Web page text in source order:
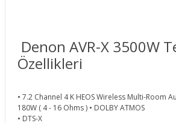
Denon AVR-X 3500W
Özellikleri
• 7.2 Channel 4 K HEOS Wireless Multi-Room
180W ( 4 - 16 Ohms ) • DOLBY ATMOS
• DTS-X